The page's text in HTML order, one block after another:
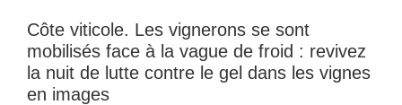
Côte viticole. Les vignerons se sont
mobilisés face à la vague de froid : revivez
la nuit de lutte contre le gel dans les vignes
en images